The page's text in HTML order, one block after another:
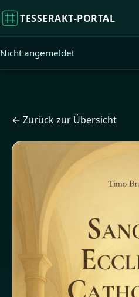
TESSERAKT‑PORTAL
Nicht angemeldet
← Zurück zur Übersicht